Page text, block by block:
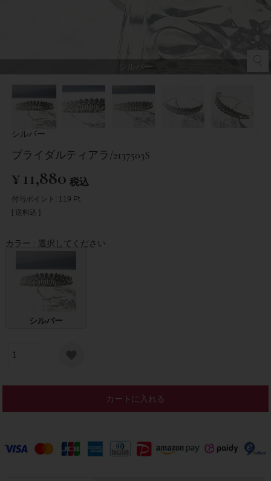
シルバー
シルバー
ブライダルティアラ/2137503S
¥11,880 税込
付与ポイント: 119 Pt.
送料込
カラー 選択してください
シルバー
カートに入れる